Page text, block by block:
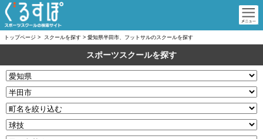
トップページ > スクールを探す > 愛知県半田市、フットサルのスクールを探す
スポーツスクールを探す